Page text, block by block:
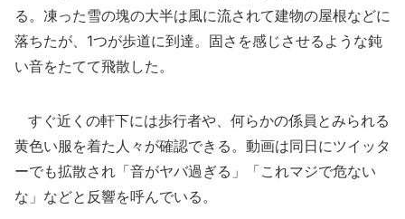
る。凍った雪の塊の大半は風に流されて建物の屋根などに
落ちたが、1つが歩道に到達。固さを感じさせるような鈍
い音をたてて飛散した。
すぐ近くの軒下には歩行者や、何らかの係員とみられる
黄色い服を着た人々が確認できる。動画は同日にツイッタ
ーでも拡散され「音がヤバ過ぎる」「これマジで危ない
な」などと反響を呼んでいる。